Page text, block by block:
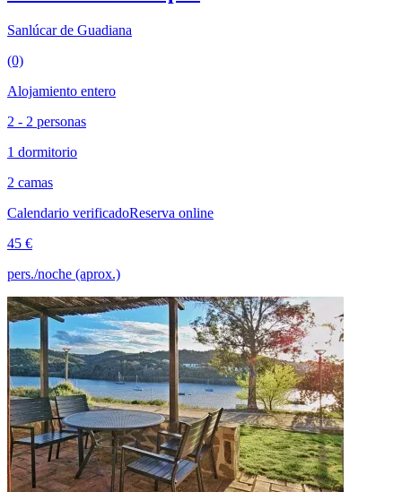
Sanlúcar de Guadiana
(0)
Alojamiento entero
2 - 2 personas
1 dormitorio
2 camas
Calendario verificadoReserva online
45 €
pers./noche (aprox.)